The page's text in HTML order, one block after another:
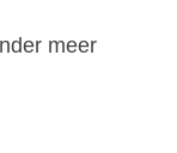
meer